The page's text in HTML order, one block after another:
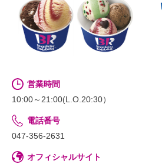
営業時間
10:00～21:00(L.O.20:30）
電話番号
047-356-2631
オフィシャルサイト